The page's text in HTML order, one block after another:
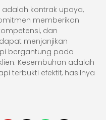
kontrak upaya,
memberikan
dan
menjanjikan
bergantung pada
Kesembuhan adalah
terbukti efektif, hasilnya